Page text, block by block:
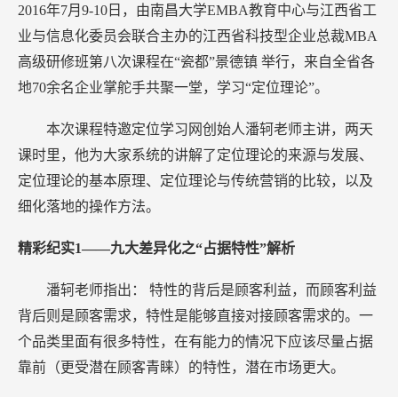
2016年7月9-10日，由南昌大学EMBA教育中心与江西省工
业与信息化委员会联合主办的江西省科技型企业总裁MBA
高级研修班第八次课程在“瓷都”景德镇 举行，来自全省各
地70余名企业掌舵手共聚一堂，学习“定位理论”。
本次课程特邀定位学习网创始人潘轲老师主讲，两天
课时里，他为大家系统的讲解了定位理论的来源与发展、
定位理论的基本原理、定位理论与传统营销的比较，以及
细化落地的操作方法。
精彩纪实1——九大差异化之“占据特性”解析
潘轲老师指出： 特性的背后是顾客利益，而顾客利益
背后则是顾客需求，特性是能够直接对接顾客需求的。一
个品类里面有很多特性，在有能力的情况下应该尽量占据
靠前（更受潜在顾客青睐）的特性，潜在市场更大。